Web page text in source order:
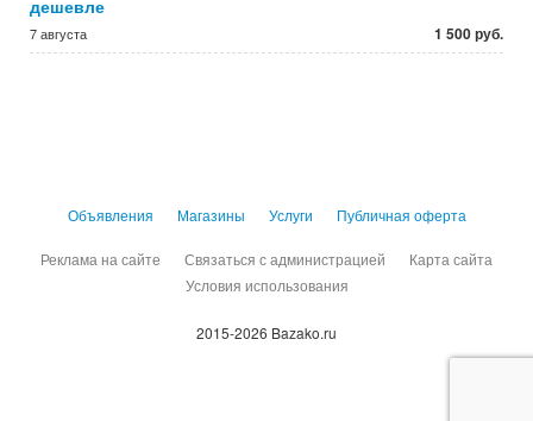
дешевле
7 августа 1 500 руб.
Объявления Магазины Услуги Публичная оферта
Реклама на сайте Связаться с администрацией
Карта сайта
Условия использования
2015-2026 Bazako.ru